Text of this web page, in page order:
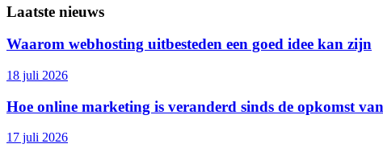
Laatste nieuws
Waarom webhosting uitbesteden een goed idee kan zijn
18 juli 2026
Hoe online marketing is veranderd sinds de opkomst
17 juli 2026